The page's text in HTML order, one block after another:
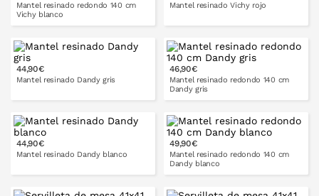
Mantel resinado redondo 140 cm
Vichy blanco
PONLO EN LA CESTA
Mantel resinado Vichy rojo
140x250
140x300
cm
44,90€
Mantel resinado Dandy gris
140x140
cm
140x200
140x300
46,90€
Mantel resinado redondo 140 cm
Dandy gris
PONLO EN LA CESTA
44,90€
Mantel resinado Dandy blanco
140x140
cm
140x200
140x250
cm
140x300
cm
49,90€
Mantel resinado redondo 140 cm
Dandy blanco